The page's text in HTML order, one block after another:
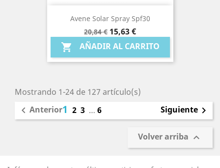
Avene Solar Spray Spf30
Precio
base
20,84 € Precio
15,63 €
 AÑADIR AL CARRITO
Mostrando 1-24 de 127 artículo(s)
 Anterior1 2 3 … 6 Siguiente 
Volver arriba 